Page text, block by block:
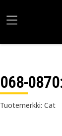
068-0870
Tuotemerkki: Cat